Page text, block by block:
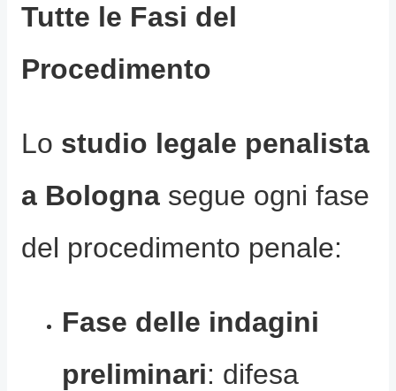
Tutte le Fasi del
Procedimento
Lo studio legale penalista
a Bolognasegue ogni fase
del procedimento penale:
Fase delle indagini
preliminari: difesa